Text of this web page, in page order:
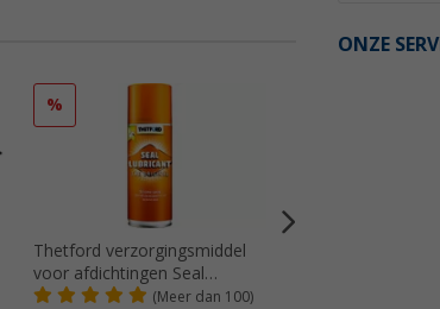
ONZE
%
Thetford verzorgingsmiddel
voor afdichtingen Seal
Lubricant
(Meer dan 100)